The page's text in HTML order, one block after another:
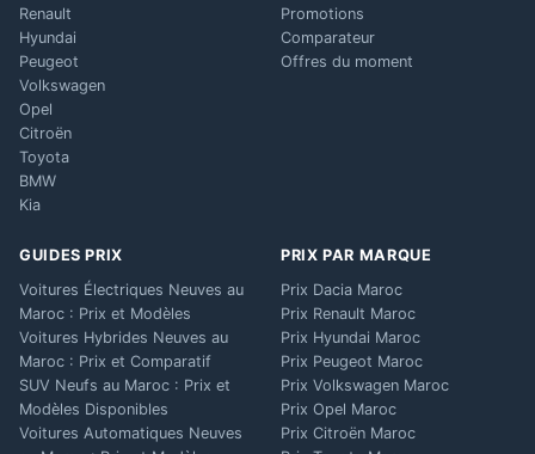
Renault
Hyundai
Peugeot
Volkswagen
Opel
Citroën
Toyota
BMW
Kia
Promotions
Comparateur
Offres du moment
GUIDES PRIX
Voitures Électriques Neuves au
Maroc : Prix et Modèles
Voitures Hybrides Neuves au
Maroc : Prix et Comparatif
SUV Neufs au Maroc : Prix et
Modèles Disponibles
Voitures Automatiques Neuves
PRIX PAR MARQUE
Prix Dacia Maroc
Prix Renault Maroc
Prix Hyundai Maroc
Prix Peugeot Maroc
Prix Volkswagen Maroc
Prix Opel Maroc
Prix Citroën Maroc